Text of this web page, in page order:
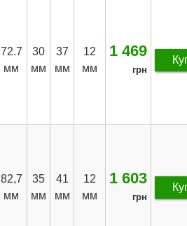
72.7
мм
30
мм
37
мм
12
мм
1 469
грн
82,7
мм
35
мм
41
мм
12
мм
1 603
грн